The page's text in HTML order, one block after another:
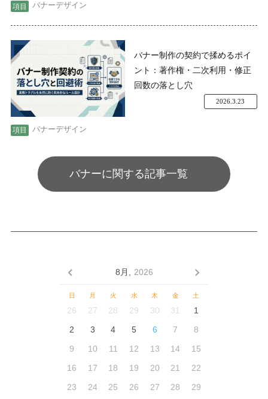
バナーデザイン
バナー制作の契約で揉めるポイ
ント：著作権・二次利用・修正
回数の落とし穴
バナーデザイン
2026.3.23
バナーに関する記事一覧
8月, 2026
日 月 火 水 木 金 土
26 27 28 29 30 31
1
2
3 4 5 6 7
8
9
10 11 12 13 14
15
16
17 18 19 20 21
22
23
24 25 26 27 28 29